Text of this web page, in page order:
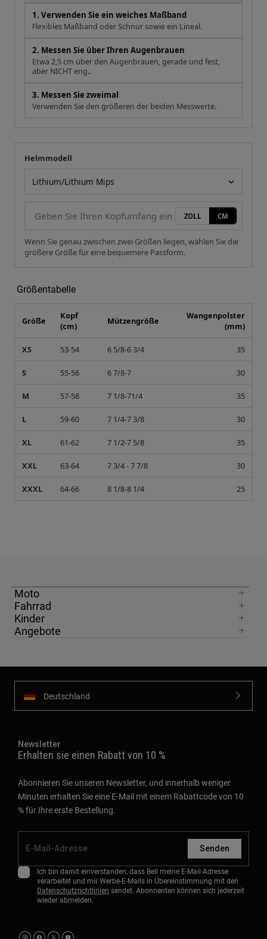
1. Verwenden Sie ein weiches Maßband
Flexibles Maßband oder Schnur sowie ein Lineal.
2. Messen Sie über Ihren Augenbrauen
Etwa 2,5 cm über den Augenbrauen, gerade und fest,
aber NICHT eng..
3. Messen Sie zweimal
Verwenden Sie den größeren der beiden Messwerte.
Ihre Messung
Helmmodell
ZOLL CM
Wenn Sie genau zwischen zwei Größen liegen, wählen Sie die
größere Größe für eine bequemere Passform.
Größentabelle
Größe
Kopf
(cm)
Mützengröße
Wangenpolster
(mm)
XS 53-54 6 5/8-6 3/4 35
S 55-56 6 7/8-7 30
M 57-58 7 1/8-71/4 35
L 59-60 7 1/4-7 3/8 30
XL 61-62 7 1/2-7 5/8 35
XXL 63-64 7 3/4 - 7 7/8 30
XXXL 64-66 8 1/8-8 1/4 25
Moto
Fahrrad
Kinder
Angebote
Deutschland
Newsletter
Erhalten sie einen Rabatt von 10 %
Abonnieren Sie unseren Newsletter, und innerhalb weniger
Minuten erhalten Sie eine E-Mail mit einem Rabattcode von 10
% für Ihre erste Bestellung.
Senden
Ich bin damit einverstanden, dass Bell meine E-Mail-Adresse
verarbeitet und mir Werbe-E-Mails in Übereinstimmung mit den
Datenschutzrichtlinien sendet. Abonnenten können sich jederzeit
wieder abmelden.